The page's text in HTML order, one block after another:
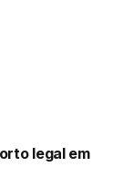
legal em